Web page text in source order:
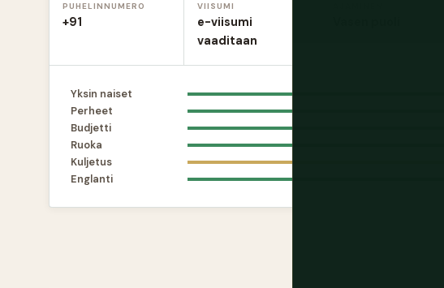
PUHELINNUMERO
+91
VIISUMI
e-viisumi
vaaditaan
Yksin naiset
Perheet
Budjetti
Ruoka
Kuljetus
Englanti